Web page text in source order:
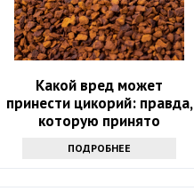
Какой вред может
принести цикорий: правда,
которую принято
ПОДРОБНЕЕ